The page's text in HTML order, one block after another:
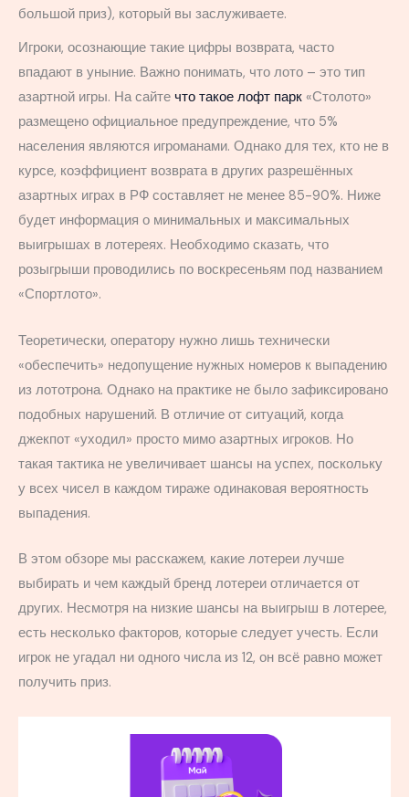
большой приз), который вы заслуживаете.
Игроки, осознающие такие цифры возврата, часто
впадают в уныние. Важно понимать, что лото – это тип
азартной игры. На сайте что такое лофт парк «Столото»
размещено официальное предупреждение, что 5%
населения являются игроманами. Однако для тех, кто не в
курсе, коэффициент возврата в других разрешённых
азартных играх в РФ составляет не менее 85-90%. Ниже
будет информация о минимальных и максимальных
выигрышах в лотереях. Необходимо сказать, что
розыгрыши проводились по воскресеньям под названием
«Спортлото».
Теоретически, оператору нужно лишь технически
«обеспечить» недопущение нужных номеров к выпадению
из лототрона. Однако на практике не было зафиксировано
подобных нарушений. В отличие от ситуаций, когда
джекпот «уходил» просто мимо азартных игроков. Но
такая тактика не увеличивает шансы на успех, поскольку
у всех чисел в каждом тираже одинаковая вероятность
выпадения.
В этом обзоре мы расскажем, какие лотереи лучше
выбирать и чем каждый бренд лотереи отличается от
других. Несмотря на низкие шансы на выигрыш в лотерее,
есть несколько факторов, которые следует учесть. Если
игрок не угадал ни одного числа из 12, он всё равно может
получить приз.